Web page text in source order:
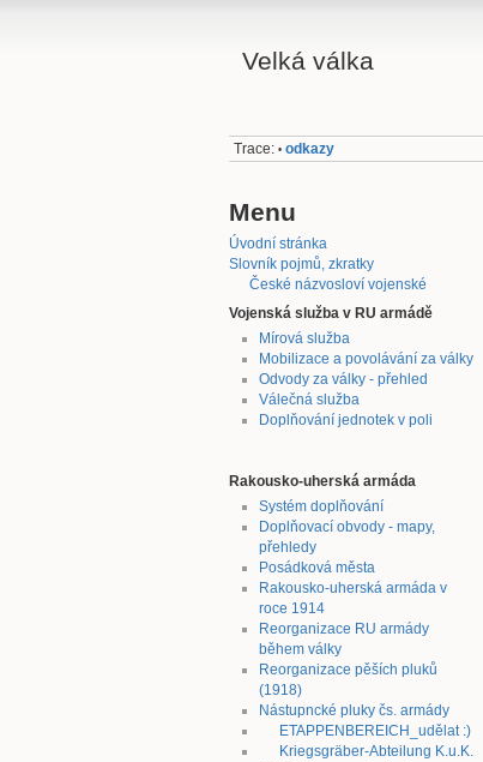
Velká válka
Trace: • odkazy
Menu
Úvodní stránka
Slovník pojmů, zkratky
České názvosloví vojenské
Vojenská služba v RU armádě
Mírová služba
Mobilizace a povolávání za války
Odvody za války - přehled
Válečná služba
Doplňování jednotek v poli
Rakousko-uherská armáda
Systém doplňování
Doplňovací obvody - mapy,
přehledy
Posádková města
Rakousko-uherská armáda v
roce 1914
Reorganizace RU armády
během války
Reorganizace pěších pluků
(1918)
Nástupncké pluky čs. armády
ETAPPENBEREICH_udělat :)
Kriegsgräber-Abteilung K.u.K.